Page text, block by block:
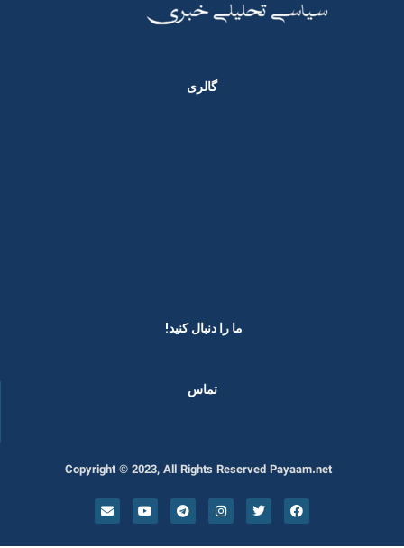
گالری
ما را دنبال کنید! ​
تماس
Copyright © 2023, All Rights Reserved Payaam.net